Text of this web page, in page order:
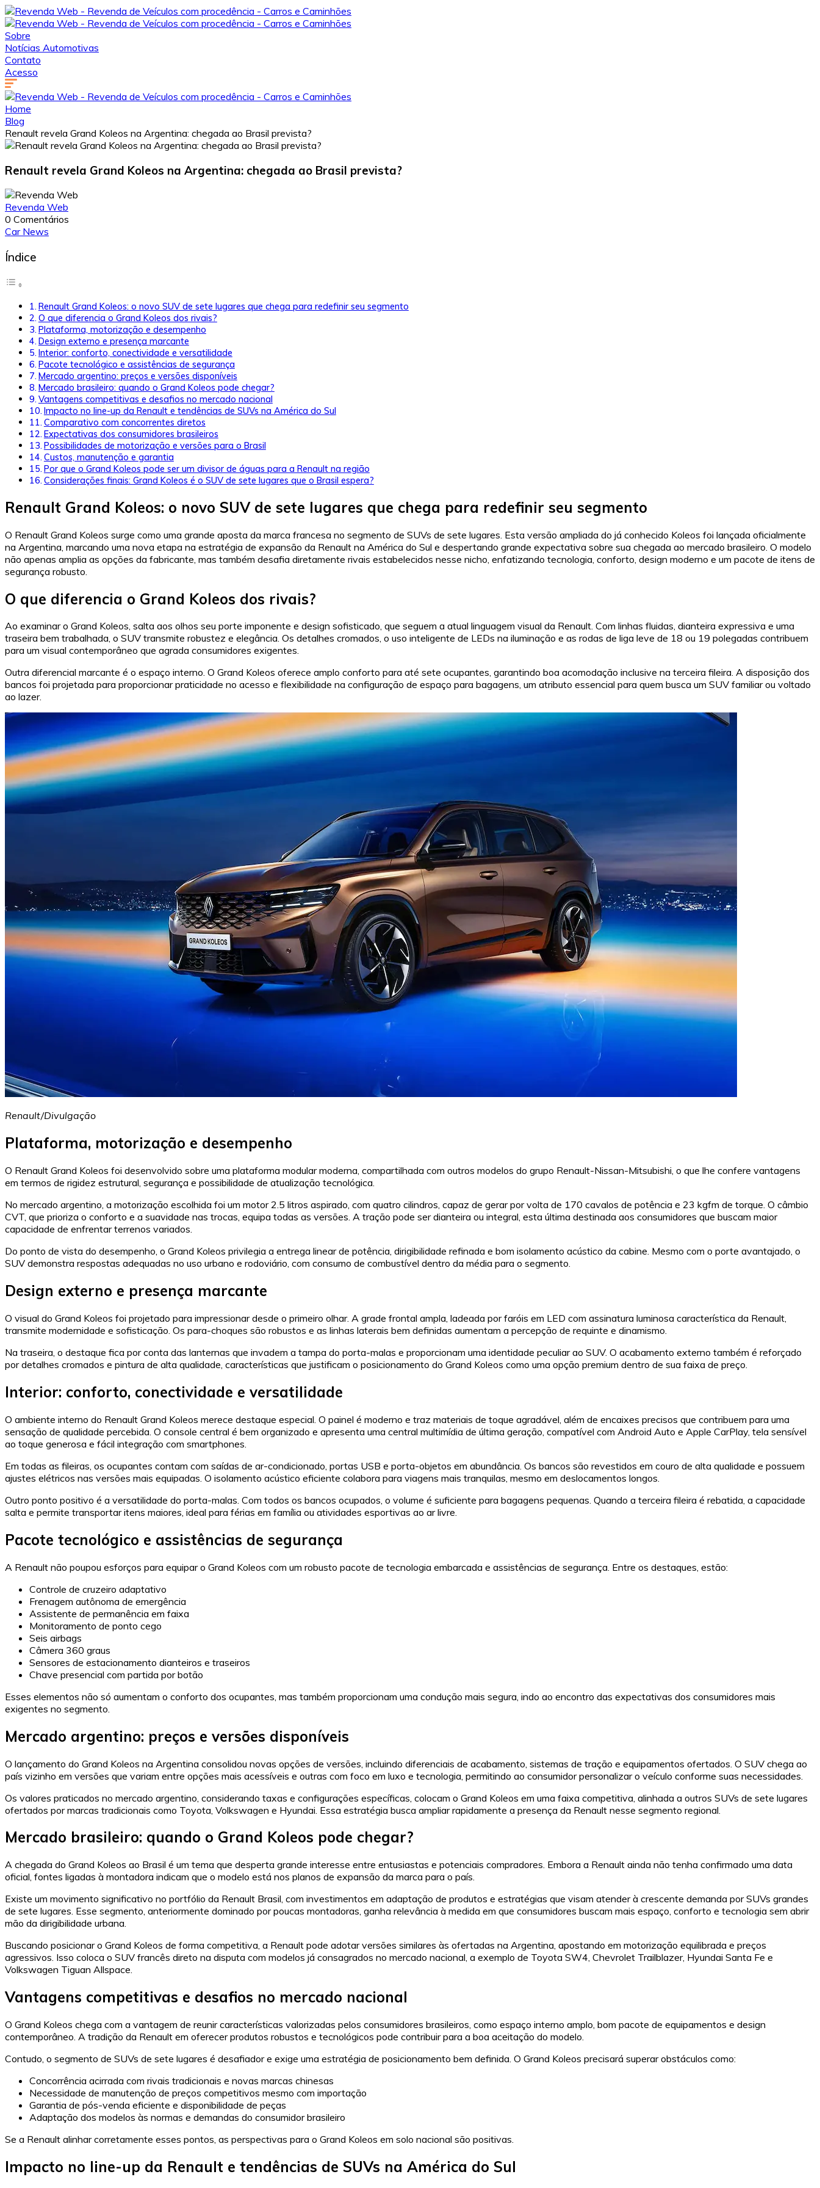
Sobre
Notícias Automotivas
Contato
Acesso
Home
Blog
Renault revela Grand Koleos na Argentina: chegada ao Brasil prevista?
Renault revela Grand Koleos na Argentina: chegada ao Brasil prevista?
Revenda Web
0 Comentários
Car News
Índice
Renault Grand Koleos: o novo SUV de sete lugares que chega para redefinir seu segmento
O que diferencia o Grand Koleos dos rivais?
Plataforma, motorização e desempenho
Design externo e presença marcante
Interior: conforto, conectividade e versatilidade
Pacote tecnológico e assistências de segurança
Mercado argentino: preços e versões disponíveis
Mercado brasileiro: quando o Grand Koleos pode chegar?
Vantagens competitivas e desafios no mercado nacional
Impacto no line-up da Renault e tendências de SUVs na América do Sul
Comparativo com concorrentes diretos
Expectativas dos consumidores brasileiros
Possibilidades de motorização e versões para o Brasil
Custos, manutenção e garantia
Por que o Grand Koleos pode ser um divisor de águas para a Renault na região
Considerações finais: Grand Koleos é o SUV de sete lugares que o Brasil espera?
Renault Grand Koleos: o novo SUV de sete lugares que chega para redefinir seu segmento
O Renault Grand Koleos surge como uma grande aposta da marca francesa no segmento de SUVs de sete lugares. Esta versão ampliada do já conhecido Koleos foi lançada oficialmente
na Argentina, marcando uma nova etapa na estratégia de expansão da Renault na América do Sul e despertando grande expectativa sobre sua chegada ao mercado brasileiro. O modelo
não apenas amplia as opções da fabricante, mas também desafia diretamente rivais estabelecidos nesse nicho, enfatizando tecnologia, conforto, design moderno e um pacote de itens de
segurança robusto.
O que diferencia o Grand Koleos dos rivais?
Ao examinar o Grand Koleos, salta aos olhos seu porte imponente e design sofisticado, que seguem a atual linguagem visual da Renault. Com linhas fluidas, dianteira expressiva e uma
traseira bem trabalhada, o SUV transmite robustez e elegância. Os detalhes cromados, o uso inteligente de LEDs na iluminação e as rodas de liga leve de 18 ou 19 polegadas contribuem
para um visual contemporâneo que agrada consumidores exigentes.
Outra diferencial marcante é o espaço interno. O Grand Koleos oferece amplo conforto para até sete ocupantes, garantindo boa acomodação inclusive na terceira fileira. A disposição dos
bancos foi projetada para proporcionar praticidade no acesso e flexibilidade na configuração de espaço para bagagens, um atributo essencial para quem busca um SUV familiar ou voltado
ao lazer.
Renault/Divulgação
Plataforma, motorização e desempenho
O Renault Grand Koleos foi desenvolvido sobre uma plataforma modular moderna, compartilhada com outros modelos do grupo Renault-Nissan-Mitsubishi, o que lhe confere vantagens
em termos de rigidez estrutural, segurança e possibilidade de atualização tecnológica.
No mercado argentino, a motorização escolhida foi um motor 2.5 litros aspirado, com quatro cilindros, capaz de gerar por volta de 170 cavalos de potência e 23 kgfm de torque. O câmbio
CVT, que prioriza o conforto e a suavidade nas trocas, equipa todas as versões. A tração pode ser dianteira ou integral, esta última destinada aos consumidores que buscam maior
capacidade de enfrentar terrenos variados.
Do ponto de vista do desempenho, o Grand Koleos privilegia a entrega linear de potência, dirigibilidade refinada e bom isolamento acústico da cabine. Mesmo com o porte avantajado, o
SUV demonstra respostas adequadas no uso urbano e rodoviário, com consumo de combustível dentro da média para o segmento.
Design externo e presença marcante
O visual do Grand Koleos foi projetado para impressionar desde o primeiro olhar. A grade frontal ampla, ladeada por faróis em LED com assinatura luminosa característica da Renault,
transmite modernidade e sofisticação. Os para-choques são robustos e as linhas laterais bem definidas aumentam a percepção de requinte e dinamismo.
Na traseira, o destaque fica por conta das lanternas que invadem a tampa do porta-malas e proporcionam uma identidade peculiar ao SUV. O acabamento externo também é reforçado
por detalhes cromados e pintura de alta qualidade, características que justificam o posicionamento do Grand Koleos como uma opção premium dentro de sua faixa de preço.
Interior: conforto, conectividade e versatilidade
O ambiente interno do Renault Grand Koleos merece destaque especial. O painel é moderno e traz materiais de toque agradável, além de encaixes precisos que contribuem para uma
sensação de qualidade percebida. O console central é bem organizado e apresenta uma central multimídia de última geração, compatível com Android Auto e Apple CarPlay, tela sensível
ao toque generosa e fácil integração com smartphones.
Em todas as fileiras, os ocupantes contam com saídas de ar-condicionado, portas USB e porta-objetos em abundância. Os bancos são revestidos em couro de alta qualidade e possuem
ajustes elétricos nas versões mais equipadas. O isolamento acústico eficiente colabora para viagens mais tranquilas, mesmo em deslocamentos longos.
Outro ponto positivo é a versatilidade do porta-malas. Com todos os bancos ocupados, o volume é suficiente para bagagens pequenas. Quando a terceira fileira é rebatida, a capacidade
salta e permite transportar itens maiores, ideal para férias em família ou atividades esportivas ao ar livre.
Pacote tecnológico e assistências de segurança
A Renault não poupou esforços para equipar o Grand Koleos com um robusto pacote de tecnologia embarcada e assistências de segurança. Entre os destaques, estão:
Controle de cruzeiro adaptativo
Frenagem autônoma de emergência
Assistente de permanência em faixa
Monitoramento de ponto cego
Seis airbags
Câmera 360 graus
Sensores de estacionamento dianteiros e traseiros
Chave presencial com partida por botão
Esses elementos não só aumentam o conforto dos ocupantes, mas também proporcionam uma condução mais segura, indo ao encontro das expectativas dos consumidores mais
exigentes no segmento.
Mercado argentino: preços e versões disponíveis
O lançamento do Grand Koleos na Argentina consolidou novas opções de versões, incluindo diferenciais de acabamento, sistemas de tração e equipamentos ofertados. O SUV chega ao
país vizinho em versões que variam entre opções mais acessíveis e outras com foco em luxo e tecnologia, permitindo ao consumidor personalizar o veículo conforme suas necessidades.
Os valores praticados no mercado argentino, considerando taxas e configurações específicas, colocam o Grand Koleos em uma faixa competitiva, alinhada a outros SUVs de sete lugares
ofertados por marcas tradicionais como Toyota, Volkswagen e Hyundai. Essa estratégia busca ampliar rapidamente a presença da Renault nesse segmento regional.
Mercado brasileiro: quando o Grand Koleos pode chegar?
A chegada do Grand Koleos ao Brasil é um tema que desperta grande interesse entre entusiastas e potenciais compradores. Embora a Renault ainda não tenha confirmado uma data
oficial, fontes ligadas à montadora indicam que o modelo está nos planos de expansão da marca para o país.
Existe um movimento significativo no portfólio da Renault Brasil, com investimentos em adaptação de produtos e estratégias que visam atender à crescente demanda por SUVs grandes
de sete lugares. Esse segmento, anteriormente dominado por poucas montadoras, ganha relevância à medida em que consumidores buscam mais espaço, conforto e tecnologia sem abrir
mão da dirigibilidade urbana.
Buscando posicionar o Grand Koleos de forma competitiva, a Renault pode adotar versões similares às ofertadas na Argentina, apostando em motorização equilibrada e preços
agressivos. Isso coloca o SUV francês direto na disputa com modelos já consagrados no mercado nacional, a exemplo de Toyota SW4, Chevrolet Trailblazer, Hyundai Santa Fe e
Volkswagen Tiguan Allspace.
Vantagens competitivas e desafios no mercado nacional
O Grand Koleos chega com a vantagem de reunir características valorizadas pelos consumidores brasileiros, como espaço interno amplo, bom pacote de equipamentos e design
contemporâneo. A tradição da Renault em oferecer produtos robustos e tecnológicos pode contribuir para a boa aceitação do modelo.
Contudo, o segmento de SUVs de sete lugares é desafiador e exige uma estratégia de posicionamento bem definida. O Grand Koleos precisará superar obstáculos como:
Concorrência acirrada com rivais tradicionais e novas marcas chinesas
Necessidade de manutenção de preços competitivos mesmo com importação
Garantia de pós-venda eficiente e disponibilidade de peças
Adaptação dos modelos às normas e demandas do consumidor brasileiro
Se a Renault alinhar corretamente esses pontos, as perspectivas para o Grand Koleos em solo nacional são positivas.
Impacto no line-up da Renault e tendências de SUVs na América do Sul